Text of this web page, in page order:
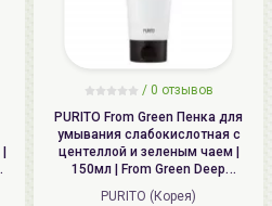
/ 0 отзывов
PURITO From Green Пенка для
умывания слабокислотная с
центеллой и зеленым чаем |
150мл | From Green Deep
Foaming Cleanser
PURITO (Корея)